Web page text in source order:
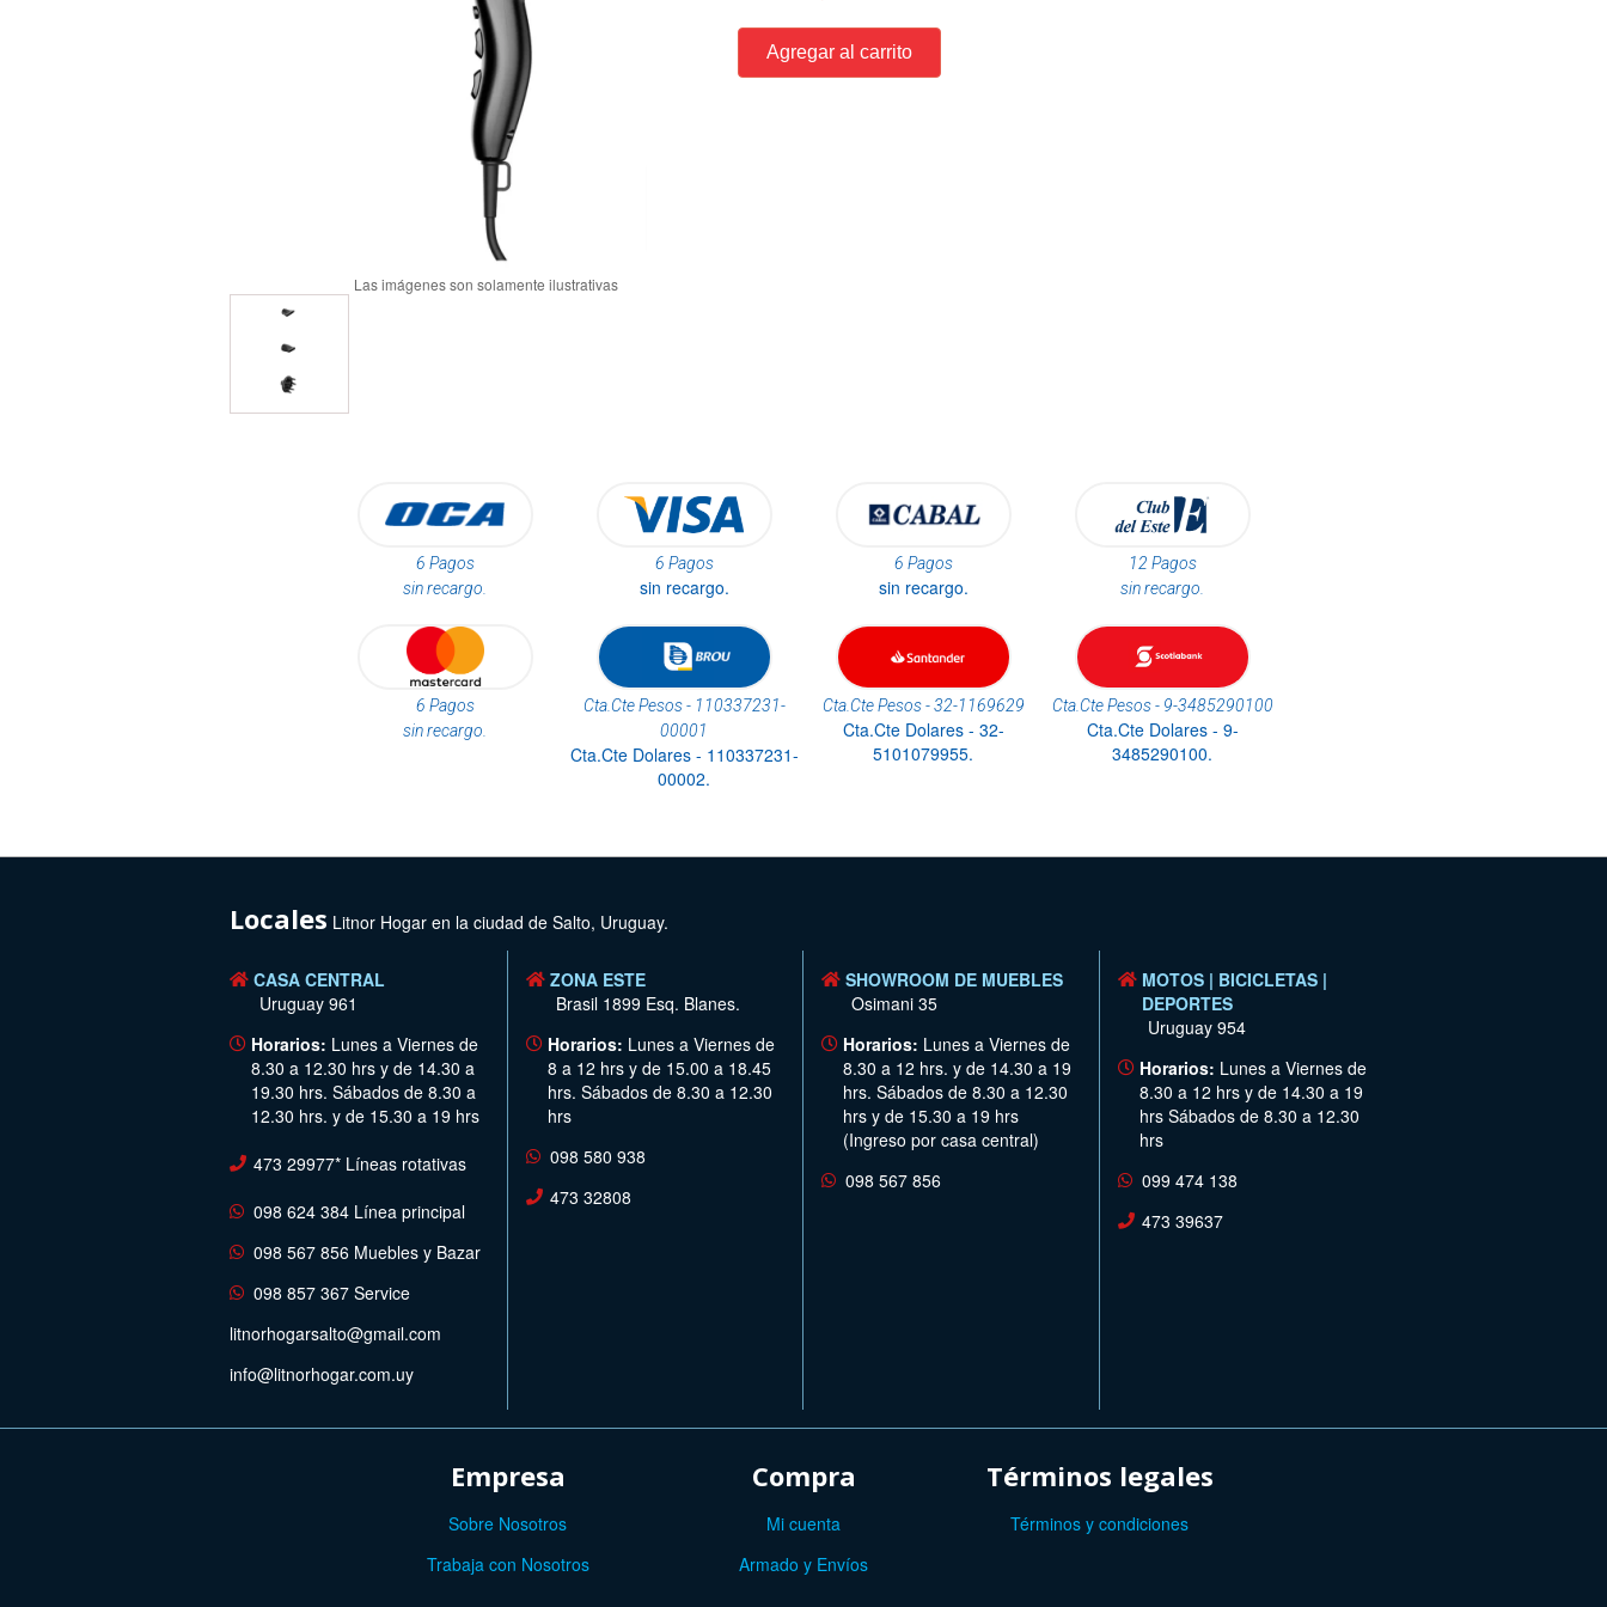
6 Pagos
sin recargo.
6 Pagos
sin recargo.
6 Pagos
sin recargo.
12 Pagos
sin recargo.
6 Pagos
sin recargo.
Cta.Cte Pesos - 110337231-
00001
Cta.Cte Dolares - 110337231-
00002.
Cta.Cte Pesos - 32-1169629
Cta.Cte Dolares - 32-
5101079955.
Cta.Cte Pesos - 9-3485290100
Cta.Cte Dolares - 9-
3485290100.
Locales Litnor Hogar en la ciudad de Salto, Uruguay.
CASA CENTRAL
Uruguay 961
Horarios: Lunes a Viernes de
8.30 a 12.30 hrs y de 14.30 a
19.30 hrs. Sábados de 8.30 a
12.30 hrs. y de 15.30 a 19 hrs
473 29977* Líneas rotativas
098 624 384 Línea principal
098 567 856 Muebles y Bazar
098 857 367 Service
litnorhogarsalto@gmail.com
info@litnorhogar.com.uy
ZONA ESTE
Brasil 1899 Esq. Blanes.
Horarios: Lunes a Viernes de
8 a 12 hrs y de 15.00 a 18.45
hrs. Sábados de 8.30 a 12.30
hrs
098 580 938
473 32808
SHOWROOM DE MUEBLES
Osimani 35
Horarios: Lunes a Viernes de
8.30 a 12 hrs. y de 14.30 a 19
hrs. Sábados de 8.30 a 12.30
hrs y de 15.30 a 19 hrs
(Ingreso por casa central)
098 567 856
MOTOS | BICICLETAS |
DEPORTES
Uruguay 954
Horarios: Lunes a Viernes de
8.30 a 12 hrs y de 14.30 a 19
hrs Sábados de 8.30 a 12.30
hrs
099 474 138
473 39637
Empresa
Sobre Nosotros
Trabaja con Nosotros
Compra
Mi cuenta
Armado y Envíos
Términos legales
Términos y condiciones